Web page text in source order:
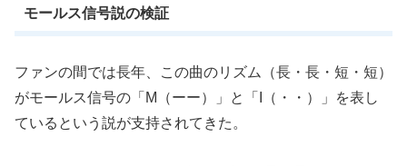
モールス信号説の検証
ファンの間では長年、この曲のリズム（長・長・短・短）
がモールス信号の「M（ーー）」と「I（・・）」を表し
ているという説が支持されてきた。